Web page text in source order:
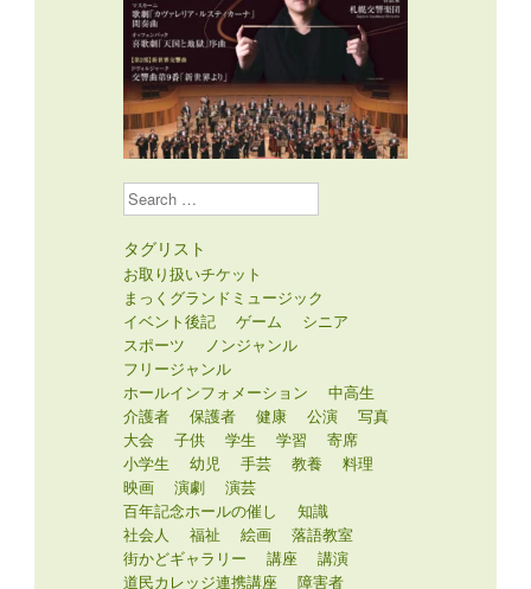
Search
タグリスト
お取り扱いチケット
まっくグランドミュージック
イベント後記
ゲーム
シニア
スポーツ
ノンジャンル
フリージャンル
ホールインフォメーション
中高生
介護者
保護者 健康 公演
写真
大会
子供 学生 学習
寄席
小学生
幼児 手芸 教養
料理
映画
演劇
演芸
百年記念ホールの催し
知識
社会人
福祉 絵画
落語教室
街かどギャラリー
講座
講演
道民カレッジ連携講座
障害者